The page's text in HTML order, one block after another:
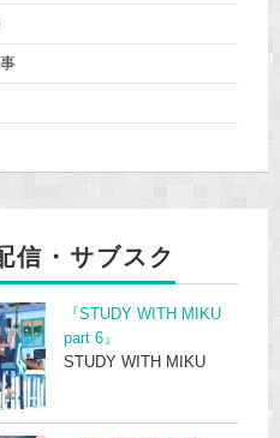
信・サブスク
『STUDY WITH MIKU
part 6』
STUDY WITH MIKU